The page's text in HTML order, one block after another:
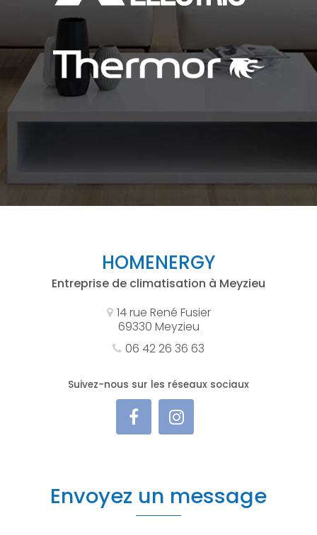
HOMENERGY
Entreprise de climatisation à Meyzieu
14 rue René Fusier
69330 Meyzieu
06 42 26 36 63
Suivez-nous sur les réseaux sociaux
Envoyez un message